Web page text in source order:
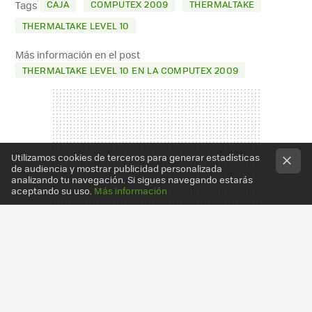
Tags CAJA COMPUTEX 2009
THERMALTAKE
THERMALTAKE LEVEL 10
Más información en el post
THERMALTAKE LEVEL 10 EN LA COMPUTEX 2009
Utilizamos cookies de terceros para generar estadísticas
de audiencia y mostrar publicidad personalizada
analizando tu navegación. Si sigues navegando estarás
aceptando su uso. Más información